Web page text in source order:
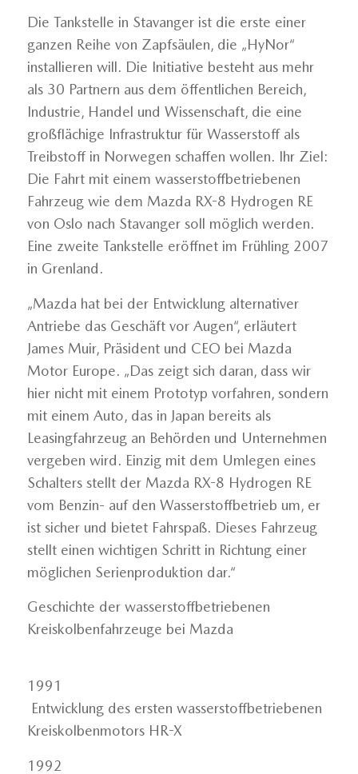
Die Tankstelle in Stavanger ist die erste einer
ganzen Reihe von Zapfsäulen, die „HyNor“
installieren will. Die Initiative besteht aus mehr
als 30 Partnern aus dem öffentlichen Bereich,
Industrie, Handel und Wissenschaft, die eine
großflächige Infrastruktur für Wasserstoff als
Treibstoff in Norwegen schaffen wollen. Ihr Ziel:
Die Fahrt mit einem wasserstoffbetriebenen
Fahrzeug wie dem Mazda RX-8 Hydrogen RE
von Oslo nach Stavanger soll möglich werden.
Eine zweite Tankstelle eröffnet im Frühling 2007
in Grenland.
„Mazda hat bei der Entwicklung alternativer
Antriebe das Geschäft vor Augen“, erläutert
James Muir, Präsident und CEO bei Mazda
Motor Europe. „Das zeigt sich daran, dass wir
hier nicht mit einem Prototyp vorfahren, sondern
mit einem Auto, das in Japan bereits als
Leasingfahrzeug an Behörden und Unternehmen
vergeben wird. Einzig mit dem Umlegen eines
Schalters stellt der Mazda RX-8 Hydrogen RE
vom Benzin- auf den Wasserstoffbetrieb um, er
ist sicher und bietet Fahrspaß. Dieses Fahrzeug
stellt einen wichtigen Schritt in Richtung einer
möglichen Serienproduktion dar.“
Geschichte der wasserstoffbetriebenen
Kreiskolbenfahrzeuge bei Mazda
1991
Entwicklung des ersten wasserstoffbetriebenen
Kreiskolbenmotors HR-X
1992